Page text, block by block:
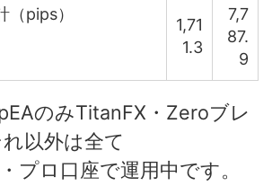
（pips）
1,71
1.3
7,7
87.
9
のみTitanFX・Zeroブレ
以外は全て
プロ口座で運用中です。